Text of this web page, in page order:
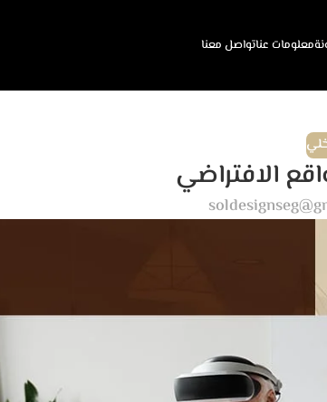
معلومات عناتواصل معنا
الافتراضي